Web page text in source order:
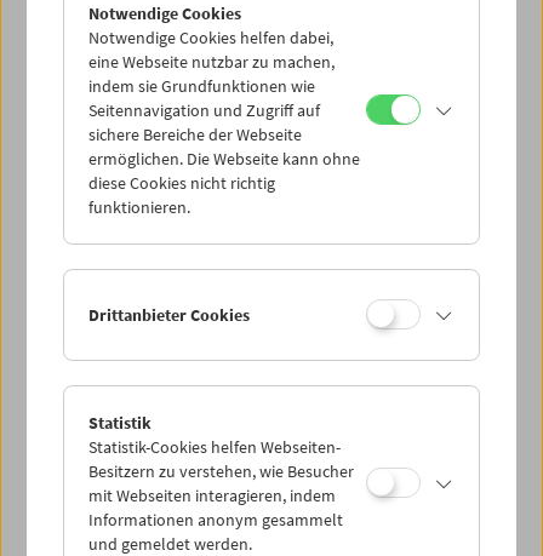
Di 20.6.
Mi 21.6.
Do 22.6.
Sa 24.6.
PROGRAMM ÜBERBLICK
Notwendige Cookies
Notwendige Cookies helfen dabei,
eine Webseite nutzbar zu machen,
indem sie Grundfunktionen wie
Seitennavigation und Zugriff auf
sichere Bereiche der Webseite
ermöglichen. Die Webseite kann ohne
diese Cookies nicht richtig
funktionieren.
Drittanbieter Cookies
Statistik
Statistik-Cookies helfen Webseiten-
Besitzern zu verstehen, wie Besucher
mit Webseiten interagieren, indem
Informationen anonym gesammelt
und gemeldet werden.